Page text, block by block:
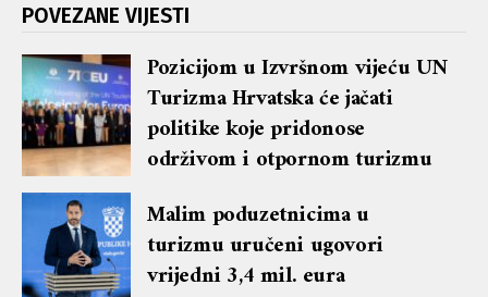
POVEZANE VIJESTI
Pozicijom u Izvršnom vijeću UN
Turizma Hrvatska će jačati
politike koje pridonose
održivom i otpornom turizmu
Malim poduzetnicima u
turizmu uručeni ugovori
vrijedni 3,4 mil. eura